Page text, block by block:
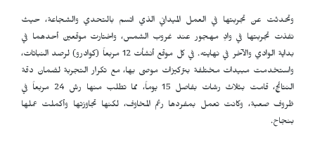
وتحدثت عن تجربتها في العمل الميداني الذي اتسم بالتحدي والشجاعة، حيث
نفذت تجربتها في وادٍ مهجور عند غروب الشمس، واختارت موقعين أحدهما في
بداية الوادي والآخر في نهايته. في كل موقع أنشأت 12 مربعاً (كوادرو) لرصد النباتات،
واستخدمت مبيدات مختلفة بتركيزات موصى بها، مع تكرار التجربة لضمان دقة
النتائج، قامت بثلاث رشات بفاصل 15 يوماً، مما تطلب منها رش 24 مربعاً في
ظروف صعبة، وكانت تعمل بمفردها رغم المخاوف، لكنها تجاوزتها وأكملت عملها
بنجاح.